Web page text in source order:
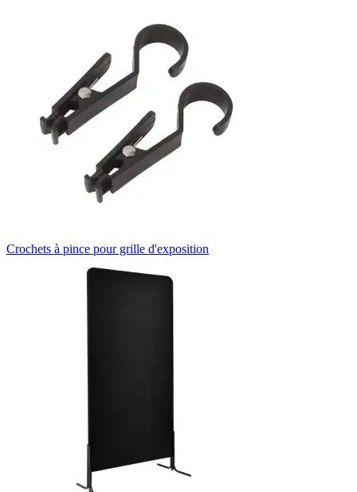
Crochets à pince pour grille d'exposition